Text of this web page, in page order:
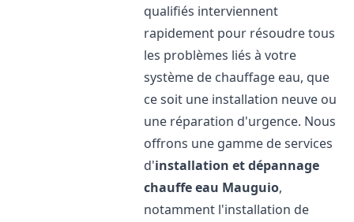
qualifiés interviennent
rapidement pour résoudre tous
les problèmes liés à votre
système de chauffage eau, que
ce soit une installation neuve ou
une réparation d'urgence. Nous
offrons une gamme de services
d'installation et dépannage
chauffe eau Mauguio,
notamment l'installation de